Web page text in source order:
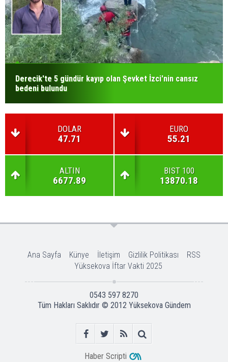
Derecik'te 5 gündür kayıp olan Şevket İzci'nin cansız
bedeni bulundu
DOLAR
47.71
EURO
55.21
ALTIN
6677.89
BIST 100
13870.18
Ana Sayfa Künye İletişim Gizlilik Politikası
RSS
Yüksekova İftar Vakti 2025
0543 597 8270
Tüm Hakları Saklıdır © 2012 Yüksekova Gündem
Haber Scripti